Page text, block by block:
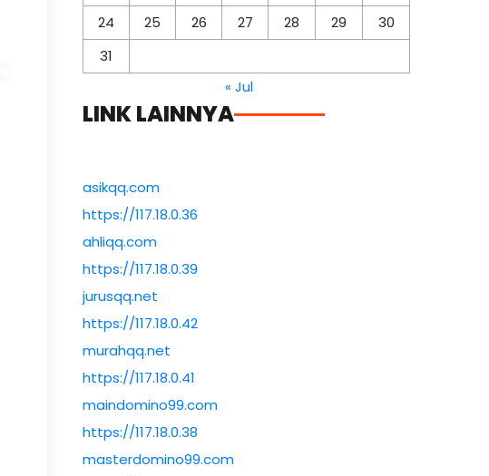
24
25 26 27 28 29
30
31
« Jul
LINK LAINNYA
asikqq.com
https://117.18.0.36
ahliqq.com
https://117.18.0.39
jurusqq.net
https://117.18.0.42
murahqq.net
https://117.18.0.41
maindomino99.com
https://117.18.0.38
masterdomino99.com